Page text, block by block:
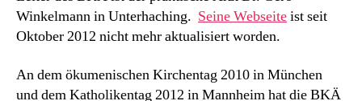
Winkelmann in Unterhaching. Seine Webseiteist seit
Oktober 2012 nicht mehr aktualisiert worden.
An dem ökumenischen Kirchentag 2010 in München
und dem Katholikentag 2012 in Mannheim hat die BKÄ